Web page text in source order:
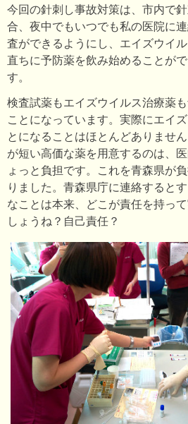
今回の針刺し事故対策は、市内で
合、夜中でもいつでも私の医院に
査ができるようにし、エイズウイル
直ちに予防薬を飲み始めることが
す。
検査試薬もエイズウイルス治療薬
ことになっています。実際にエイ
とになることはほとんどありませ
が短い高価な薬を用意するのは、
ょっと負担です。これを青森県が
りました。青森県庁に連絡すると
なことは本来、どこが責任を持っ
しょうね？自己責任？